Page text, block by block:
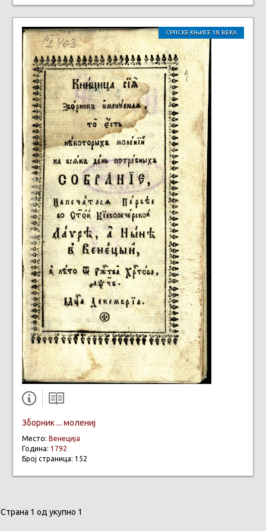
СРПСКЕ КЊИГЕ 18. ВЕКА
Зборник ... молениј
Место: Венеција
Година: 1792
Број страница: 152
Страна 1 од укупно 1